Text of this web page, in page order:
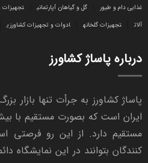
غذایی دام و طیور
گل و گیاهان آپارتمانی تجهیزات
آلات
تجهیزات گلخانه ادوات و تجهیزات کشاورزی
درباره پاساژ کشاورز
پاساژ کشاورز به جرأت تنها بازار
ایران است که بصورت مستقیم با
مستقیم دارد. از این رو فرصتی
کنندگان بتوانند در این